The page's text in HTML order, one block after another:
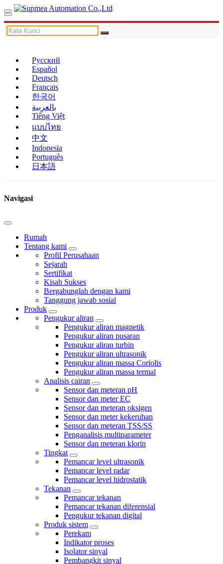
Русский
Español
Deutsch
Français
한국어
بالعربية
Tiếng Việt
แบบไทย
中文
Indonesia
Português
日本語
Navigasi
Rumah
Tentang kami
Profil Perusahaan
Sejarah
Sertifikat
Kisah Sukses
Bergabunglah dengan kami
Tanggung jawab sosial
Produk
Pengukur aliran
Pengukur aliran magnetik
Pengukur aliran pusaran
Pengukur aliran turbin
Pengukur aliran ultrasonik
Pengukur aliran massa Coriolis
Pengukur aliran massa termal
Analisis cairan
Sensor dan meteran pH
Sensor dan meter EC
Sensor dan meteran oksigen
Sensor dan meter kekeruhan
Sensor dan meteran TSS/SS
Penganalisis multiparameter
Sensor dan meteran klorin
Tingkat
Pemancar level ultrasonik
Pemancar level radar
Pemancar level hidrostatik
Tekanan
Pemancar tekanan
Pemancar tekanan diferensial
Pengukur tekanan digital
Produk sistem
Perekam
Indikator proses
Isolator sinyal
Pembangkit sinyal